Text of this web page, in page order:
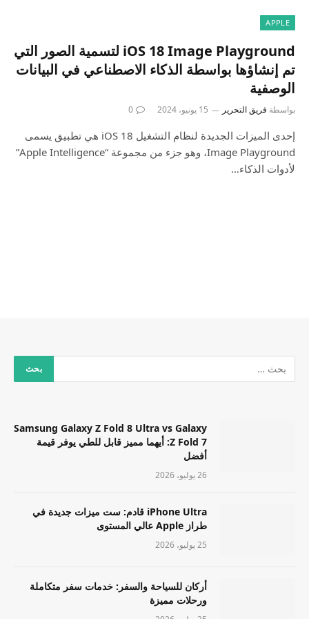
APPLE
iOS 18 Image Playground لتسمية الصور التي
تم إنشاؤها بواسطة الذكاء الاصطناعي في البيانات
الوصفية
بواسطة فريق التحرير 15 يونيو، 2024 0
إحدى الميزات الجديدة لنظام التشغيل iOS 18 هي تطبيق يسمى
Image Playground، وهو جزء من مجموعة “Apple Intelligence”
لأدوات الذكاء…
Samsung Galaxy Z Fold 8 Ultra vs Galaxy
Z Fold 7: أيهما مميز قابل للطي يوفر قيمة
أفضل
26 يوليو، 2026
iPhone Ultra قادم: ست ميزات جديدة في
طراز Apple عالي المستوى
25 يوليو، 2026
أركان للسياحة والسفر: خدمات سفر متكاملة
ورحلات مميزة